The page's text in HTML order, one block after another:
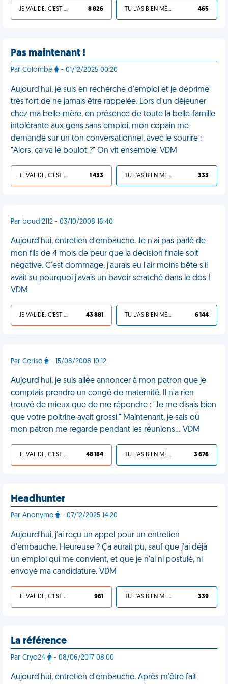
JE VALIDE, C'EST UNE VDM 8 826 TU L'AS BIEN MÉRITÉ 465
Pas maintenant !
Par Colombe - 01/12/2025 00:20
Aujourd'hui, je suis en recherche d'emploi et je déprime
très fort de ne jamais être rappelée. Lors d'un déjeuner
chez ma belle-mère, en présence de toute la belle-famille
intolérante aux gens sans emploi, mon copain me
demande sur un ton conversationnel, avec le sourire :
"Alors, ça va le boulot ?" On vit ensemble. VDM
JE VALIDE, C'EST UNE VDM 1 433 TU L'AS BIEN MÉRITÉ 333
Par boudi2112 - 03/10/2008 16:40
Aujourd'hui, entretien d'embauche. Je n'ai pas parlé de
mon fils de 4 mois de peur que la décision finale soit
négative. C'est dommage, j'aurais eu l'air moins bête s'il
avait su pourquoi j'avais un bavoir scratché dans le dos !
VDM
JE VALIDE, C'EST UNE VDM 43 881 TU L'AS BIEN MÉRITÉ 6 144
Par Cerise - 15/08/2008 10:12
Aujourd'hui, je suis allée annoncer à mon patron que je
comptais prendre un congé de maternité. Il n'a rien
trouvé de mieux que de me répondre : "Je me disais bien
que votre poitrine avait grossi." Maintenant, je sais où
mon patron me regarde pendant les réunions... VDM
JE VALIDE, C'EST UNE VDM 48 184 TU L'AS BIEN MÉRITÉ 3 676
Headhunter
Par Anonyme - 07/12/2025 14:20
Aujourd'hui, j'ai reçu un appel pour un entretien
d'embauche. Heureuse ? Ça aurait pu, sauf que j'ai déjà
un emploi qui me convient, et que je n'ai ni postulé, ni
envoyé ma candidature. VDM
JE VALIDE, C'EST UNE VDM 961 TU L'AS BIEN MÉRITÉ 339
La référence
Par Cryo24 - 08/06/2017 08:00
Aujourd'hui, entretien d'embauche. Après m'être fait